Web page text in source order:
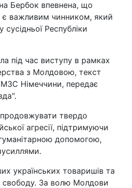
Бербок впевнена, що
є важливим чинником, який
сусідньої Республіки
під час виступу в рамках
з Молдовою, текст
Німеччини, передає
твердо
агресії, підтримуючи
допомогою,
українських товаришів та
свободу. За волю Молдови